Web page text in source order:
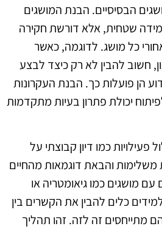
הבסיסיים. הבנת המושגים
שטחית, אלא דורשת חקירה
כל מושג. לדוגמה, כאשר
חשוב להבין לא רק כיצד לבצע
הן פועלות כך. הבנת העקרונות
יכולת פתרון בעיות מתקדמות
פעילויות כמו דיון קבוצתי על
משלימות והבאת דוגמאות מהחיים
מושגים כמו גיאומטריה או
כלים להבין את הקשרים בין
מתייחסים זה לזה. זהו תהליך